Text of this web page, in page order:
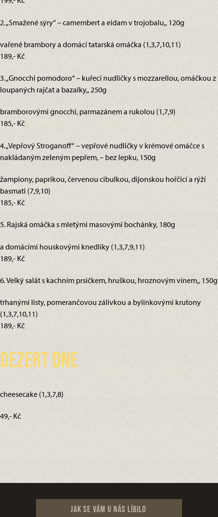
2. „Smažené sýry“ – camembert a eidam v trojobalu,, 120g
vařené brambory a domácí tatarská omáčka (1,3,7,10,11)
189,- Kč
3. „Gnocchi pomodoro“ – kuřecí nudličky s mozzarellou, omáčkou z
loupaných rajčat a bazalky,, 250g
bramborovými gnocchi, parmazánem a rukolou (1,7,9)
185,- Kč
4. „Vepřový Stroganoff“ – vepřové nudličky v krémové omáčce s
nakládaným zeleným pepřem, – bez lepku, 150g
žampiony, paprikou, červenou cibulkou, dijonskou hořčicí a rýží
basmati (7,9,10)
185,- Kč
5. Rajská omáčka s mletými masovými bochánky, 180g
a domácími houskovými knedlíky (1,3,7,9,11)
189,- Kč
6. Velký salát s kachním prsíčkem, hruškou, hroznovým vínem,, 150g
trhanými listy, pomerančovou zálivkou a bylinkovými krutony
(1,3,7,10,11)
189,- Kč
Dezert dne
cheesecake (1,3,7,8)
49,- Kč
Jak se vám u nás líbilo